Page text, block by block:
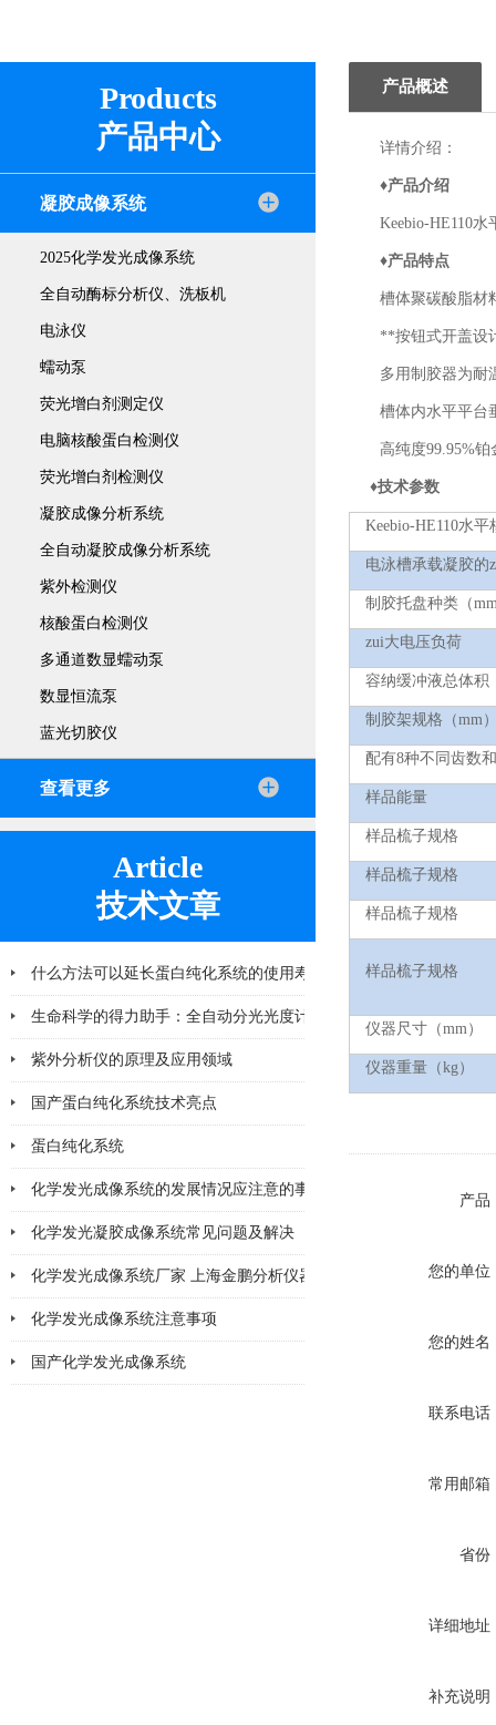
Products
产品中心
凝胶成像系统
2025化学发光成像系统
全自动酶标分析仪、洗板机
电泳仪
蠕动泵
荧光增白剂测定仪
电脑核酸蛋白检测仪
荧光增白剂检测仪
凝胶成像分析系统
全自动凝胶成像分析系统
紫外检测仪
核酸蛋白检测仪
多通道数显蠕动泵
数显恒流泵
蓝光切胶仪
查看更多
Article
技术文章
什么方法可以延长蛋白纯化系统的使用寿命
2026-06-25 生命科学的得力助手：全自动
紫外分析仪的原理及应用领域
国产蛋白纯化系统技术亮点
蛋白纯化系统
2026-02-11
化学发光成像系统的发展情况应注意的事项
2026-02-11
化学发光凝胶成像系统常见问题及解决
2026-02-06
化学发光成像系统厂家 上海金鹏分析仪器
化学发光成像系统注意事项
国产化学发光成像系统
产品概述
详情介绍：
♦产品介绍
Keebio-HE110水
♦产品特点
槽体聚碳酸脂材
**按钮式开盖设
多用制胶器为耐
槽体内水平平台
高纯度99.95%铂
♦技术参数
Keebio-HE110水平
电泳槽承载凝胶的
制胶托盘种类（
zui大电压负荷
容纳缓冲液总体积
制胶架规格（mm
配有8种不同齿数
样品能量
样品梳子规格
样品梳子规格
样品梳子规格
样品梳子规格
仪器尺寸（mm）
仪器重量（kg）
产品
您的单位
您的姓名
联系电话
常用邮箱
省份
详细地址
补充说明